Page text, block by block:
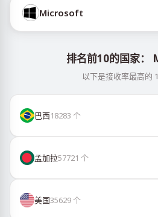
Microsoft
排名前10的国家
以下是接收率最高的
巴西18283 个
孟加拉57721 个
美国35629个